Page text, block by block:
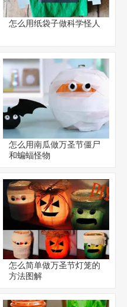
怎么用纸袋子做科学怪人
怎么用南瓜做万圣节僵尸
和蝙蝠怪物
怎么简单做万圣节灯笼的
方法图解